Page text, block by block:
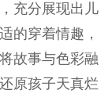
充分展现出儿
的穿着情趣，
故事与色彩融
原孩子天真烂